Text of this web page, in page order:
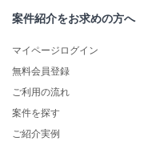
案件紹介をお求めの方へ
マイページログイン
無料会員登録
ご利用の流れ
案件を探す
ご紹介実例